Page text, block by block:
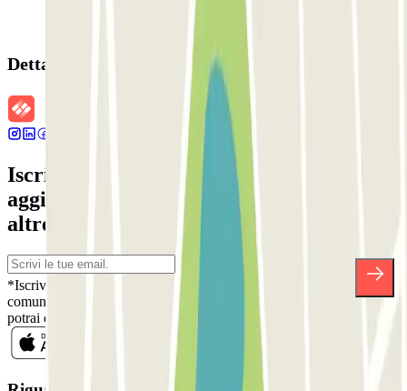
Dettagli della prenotazione
Iscriviti alla nostra Newsletter e rimani
aggiornato su sconti, concorsi e tante
altre sorprese.
*Iscrivendoti, accetti la nostra Informativa sulla Privacy per ricevere
comunicazioni commerciali da Parclick. Senza alcun impegno,
potrai disiscriverti quando vuoi direttamente dalla stessa newsletter.